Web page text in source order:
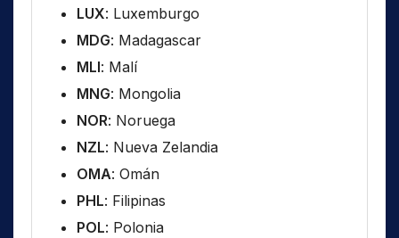
LUX: Luxemburgo
MDG: Madagascar
MLI: Malí
MNG: Mongolia
NOR: Noruega
NZL: Nueva Zelandia
OMA: Omán
PHL: Filipinas
POL: Polonia